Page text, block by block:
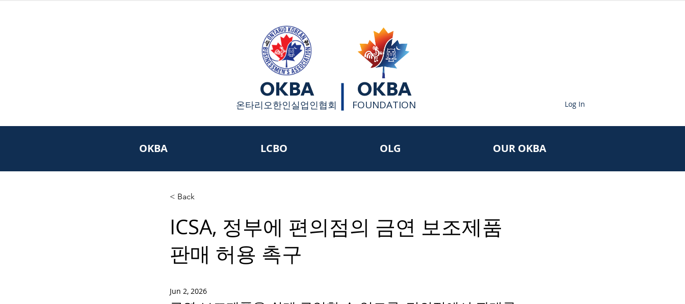
OKBA
​온타리오한인실업인협회
OKBA
FOUNDATION Log In
OKBA LCBO OLG OUR OKBA
< Back
ICSA, 정부에 편의점의 금연 보조제품
판매 허용 촉구
Jun 2, 2026